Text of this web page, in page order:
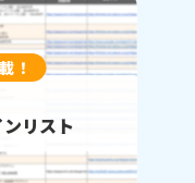
！
リスト